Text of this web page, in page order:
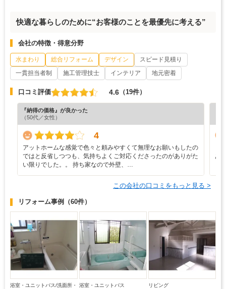
快適な暮らしのために“お客様のことを最優先に考える”
会社の特徴・得意分野
水まわり 総合リフォーム デザイン
スピード見積り
一貫担当者制
施工管理技士 インテリア 地元密着
口コミ評価 4.6 （19件）
『納得の価格』が良かった
（50代／女性）
4
アットホームな感覚で色々と頼みやすくて無理なお願いもしたの
ではと反省しつつも、気持ちよくご対応くださったのがありがた
い限りでした。。 持ち家なので外壁、…
あ
この会社の口コミをもっと見る >
リフォーム事例 （60件）
浴室・ユニットバス/洗面所・
浴室・ユニットバス
リビング